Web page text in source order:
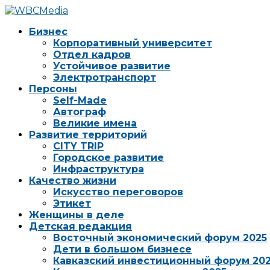
Бизнес
Корпоративный университет
Отдел кадров
Устойчивое развитие
Электротранспорт
Персоны
Self-Made
Автограф
Великие имена
Развитие территорий
CITY TRIP
Городское развитие
Инфраструктура
Качество жизни
Искусство переговоров
Этикет
Женщины в деле
Детская редакция
Восточный экономический форум 2025
Дети в большом бизнесе
Кавказский инвестиционный форум